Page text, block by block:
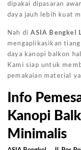
dipakai dipasaran
daya jauh lebih kuat
Nah diASIA Bengkel
mengaplikasikan
daya kanopi balkon
Kami siap untuk
pemakaian material
Info
Kanopi
Minimalis